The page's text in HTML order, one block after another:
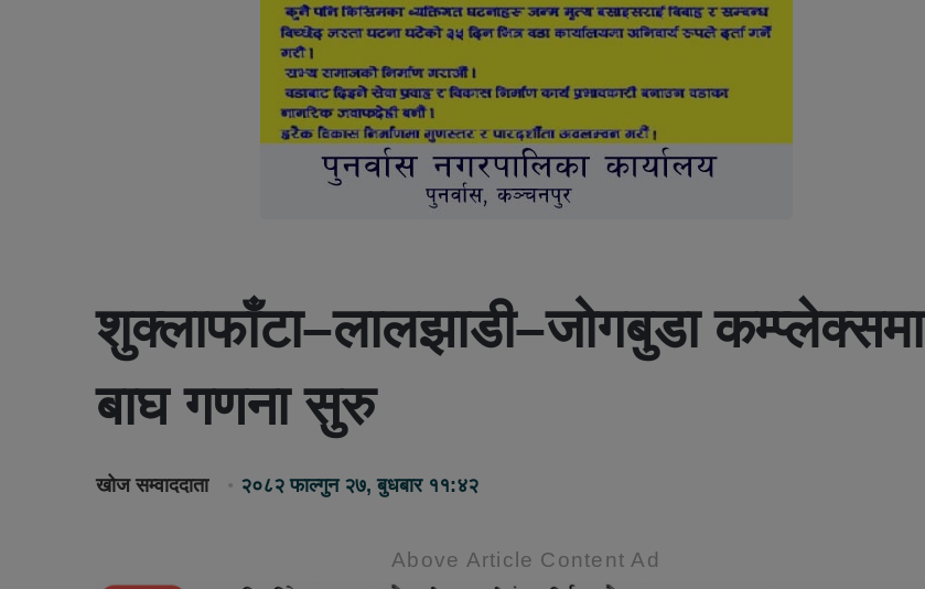
शुक्लाफाँटा–लालझाडी–जोगबुडा कम्प्लेक्समा
बाघ गणना सुरु
खोज सम्वाददाता २०८२ फाल्गुन २७, बुधबार ११:४२
Above Article Content Ad